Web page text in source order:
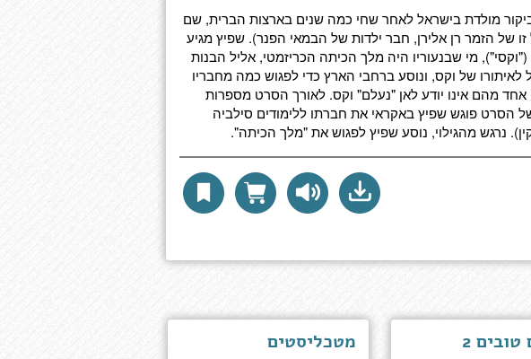
מולדת בישראל לאחר שחי כמה שנים בארצות הברית, שם
של הזמר רן אלירן, חבר ילדות של הבמאי הפנר). שפיץ מגיע
מי שבנעוריו היה מלך הכיתה הכריזמטי, אליל הבנות
של וקס, ונוסע ברחבי הארץ כדי לפגוש כמה מחבריו
מהם אינו יודע לאן "נעלם" וקס. לאורך הסרט מספרות
הסרט פוגש שפיץ באקראי את חברתו ללימודים סילביה
נרגש מהגילוי, נוסע שפיץ לפגוש את "מלך הכיתה".
טובים 2 מטכליסטים